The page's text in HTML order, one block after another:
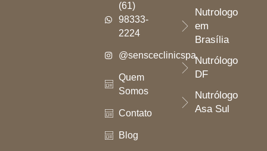
(61)
98333-
2224
@sensceclinicspa
Quem
Somos
Contato
Blog
Nutrologo
em
Brasília
Nutrólogo
DF
Nutrólogo
Asa Sul